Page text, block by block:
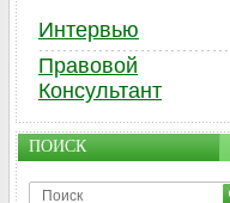
Интервью
Правовой
Консультант
ПОИСК